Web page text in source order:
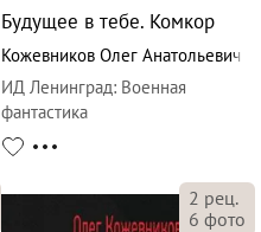
Будущее в тебе. Комкор
Кожевников Олег Анатольевич
ИД Ленинград: Военная
фантастика
2 рец.
6 фото